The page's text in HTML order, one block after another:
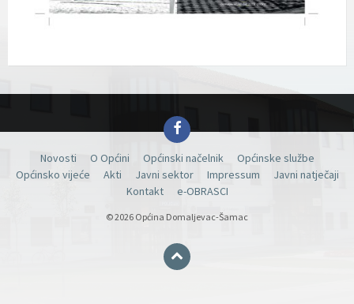
Facebook
Novosti O Općini Općinski načelnik
Općinske službe
Općinsko vijeće
Akti Javni sektor Impressum
Javni natječaji
Kontakt
e-OBRASCI
© 2026 Općina Domaljevac-Šamac